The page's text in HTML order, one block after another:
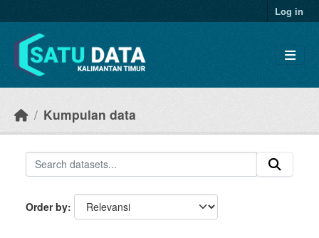
Log in
Kumpulan data
Order by